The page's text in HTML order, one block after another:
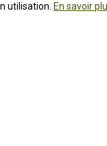
utilisation. En savoir